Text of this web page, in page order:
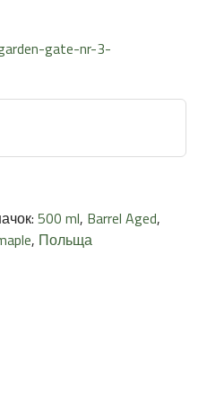
gate-nr-3-
500 ml, Barrel Aged,
, Польща